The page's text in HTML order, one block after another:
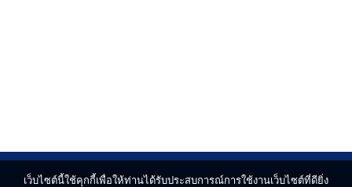
เว็บไซต์นี้ใช้คุกกี้เพื่อให้ท่านได้รับประสบการณ์การใช้งานเว็บไซต์ที่ดียิ่ง